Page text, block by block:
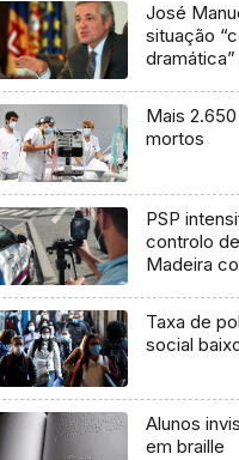
José
situação
Mais
mortos
PSP
controlo
Madeira
Taxa de
social
Alunos
em braille